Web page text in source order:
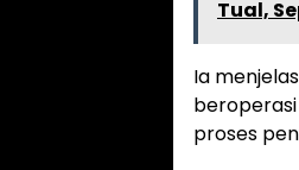
Tual,
Ia
proses